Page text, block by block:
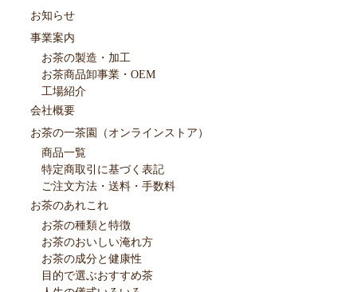
お知らせ
事業案内
お茶の製造・加工
お茶商品卸事業・OEM
工場紹介
会社概要
お茶の一茶園（オンラインストア）
商品一覧
特定商取引に基づく表記
ご注文方法・送料・手数料
お茶のあれこれ
お茶の種類と特徴
お茶のおいしい淹れ方
お茶の成分と健康性
目的で選ぶおすすめ茶